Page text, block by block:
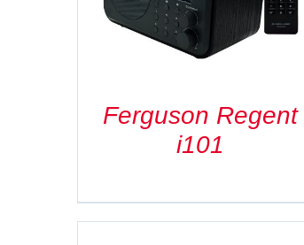
Ferguson Regent
i101